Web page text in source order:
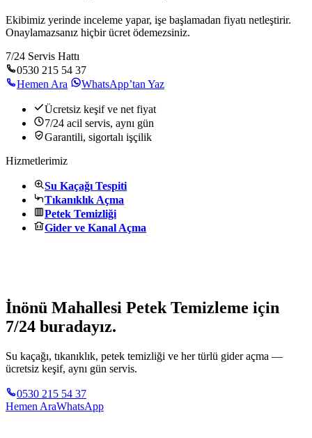
Ekibimiz yerinde inceleme yapar, işe başlamadan fiyatı netleştirir.
Onaylamazsanız hiçbir ücret ödemezsiniz.
7/24 Servis Hattı
0530 215 54 37
Hemen Ara
WhatsApp’tan Yaz
Ücretsiz keşif ve net fiyat
7/24 acil servis, aynı gün
Garantili, sigortalı işçilik
Hizmetlerimiz
Su Kaçağı Tespiti
Tıkanıklık Açma
Petek Temizliği
Gider ve Kanal Açma
İnönü Mahallesi Petek Temizleme için
7/24 buradayız.
Su kaçağı, tıkanıklık, petek temizliği ve her türlü gider açma —
ücretsiz keşif, aynı gün servis.
0530 215 54 37
Hemen AraWhatsApp